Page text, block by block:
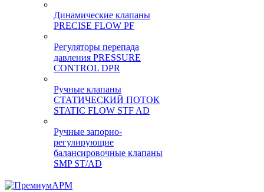
Динамические клапаны
PRECISE FLOW PF
Регуляторы перепада
давления PRESSURE
CONTROL DPR
Ручные клапаны
СТАТИЧЕСКИЙ ПОТОК
STATIC FLOW STF AD
Ручные запорно-
регулирующие
балансировочные клапаны
SMP ST/AD